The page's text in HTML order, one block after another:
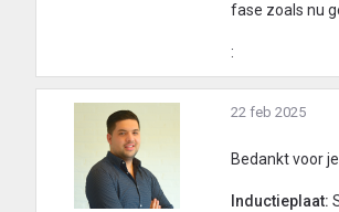
fase zoals nu
:
22 feb 2025
Bedankt voor
Inductieplaat: